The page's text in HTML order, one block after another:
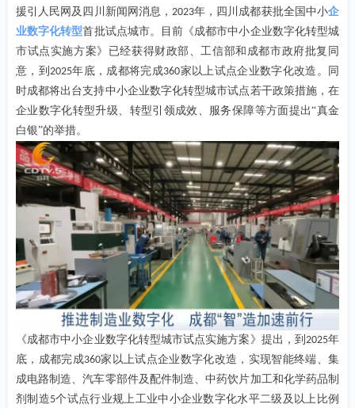
援引人民网及四川新闻网消息，2023年，四川成都获批全国中小企
业数字化转型首批试点城市。目前《成都市中小企业数字化转型城
市试点实施方案》已经获得财政部、工信部和成都市政府批复同
意，到2025年底，成都将完成360家以上试点企业数字化改造。同
时成都将出台支持中小企业数字化转型城市试点若干政策措施，在
企业数字化转型升级、转型引领成效、服务保障等方面提出“真金
白银”的举措。
《成都市中小企业数字化转型城市试点实施方案》提出，到 2025年
底，成都完成360家以上试点企业数字化改造，实现智能终端、集
成电路制造、汽车零部件及配件制造、中药饮片加工和化学药品制
剂制造5个试点行业规上工业中小企业数字化水平二级及以上比例